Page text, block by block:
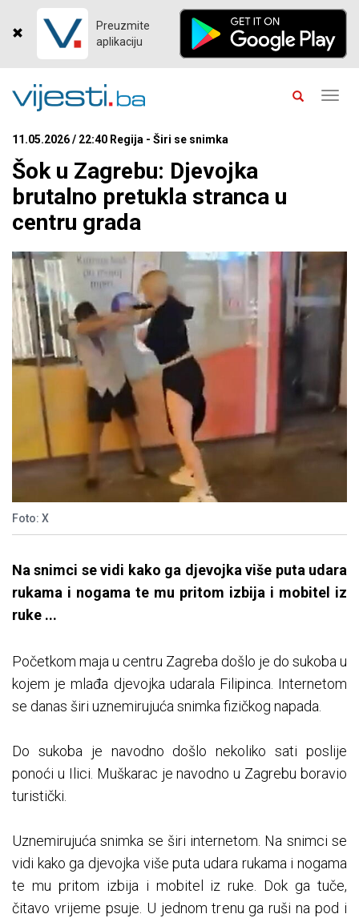
Preuzmite
aplikaciju
11.05.2026 / 22:40 Regija - Širi se snimka
Šok u Zagrebu: Djevojka
brutalno pretukla stranca u
centru grada
Foto: X
Na snimci se vidi kako ga djevojka više puta udara
rukama i nogama te mu pritom izbija i mobitel iz
ruke ...
Početkom maja u centru Zagreba došlo je do sukoba u
kojem je mlađa djevojka udarala Filipinca. Internetom
se danas širi uznemirujuća snimka fizičkog napada.
Do sukoba je navodno došlo nekoliko sati poslije
ponoći u Ilici. Muškarac je navodno u Zagrebu boravio
turistički.
Uznemirujuća snimka se širi internetom. Na snimci se
vidi kako ga djevojka više puta udara rukama i nogama
te mu pritom izbija i mobitel iz ruke. Dok ga tuče,
čitavo vrijeme psuje. U jednom trenu ga ruši na pod i